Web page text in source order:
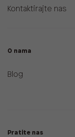
Kontaktirajte nas
O nama
Blog
Pratite nas